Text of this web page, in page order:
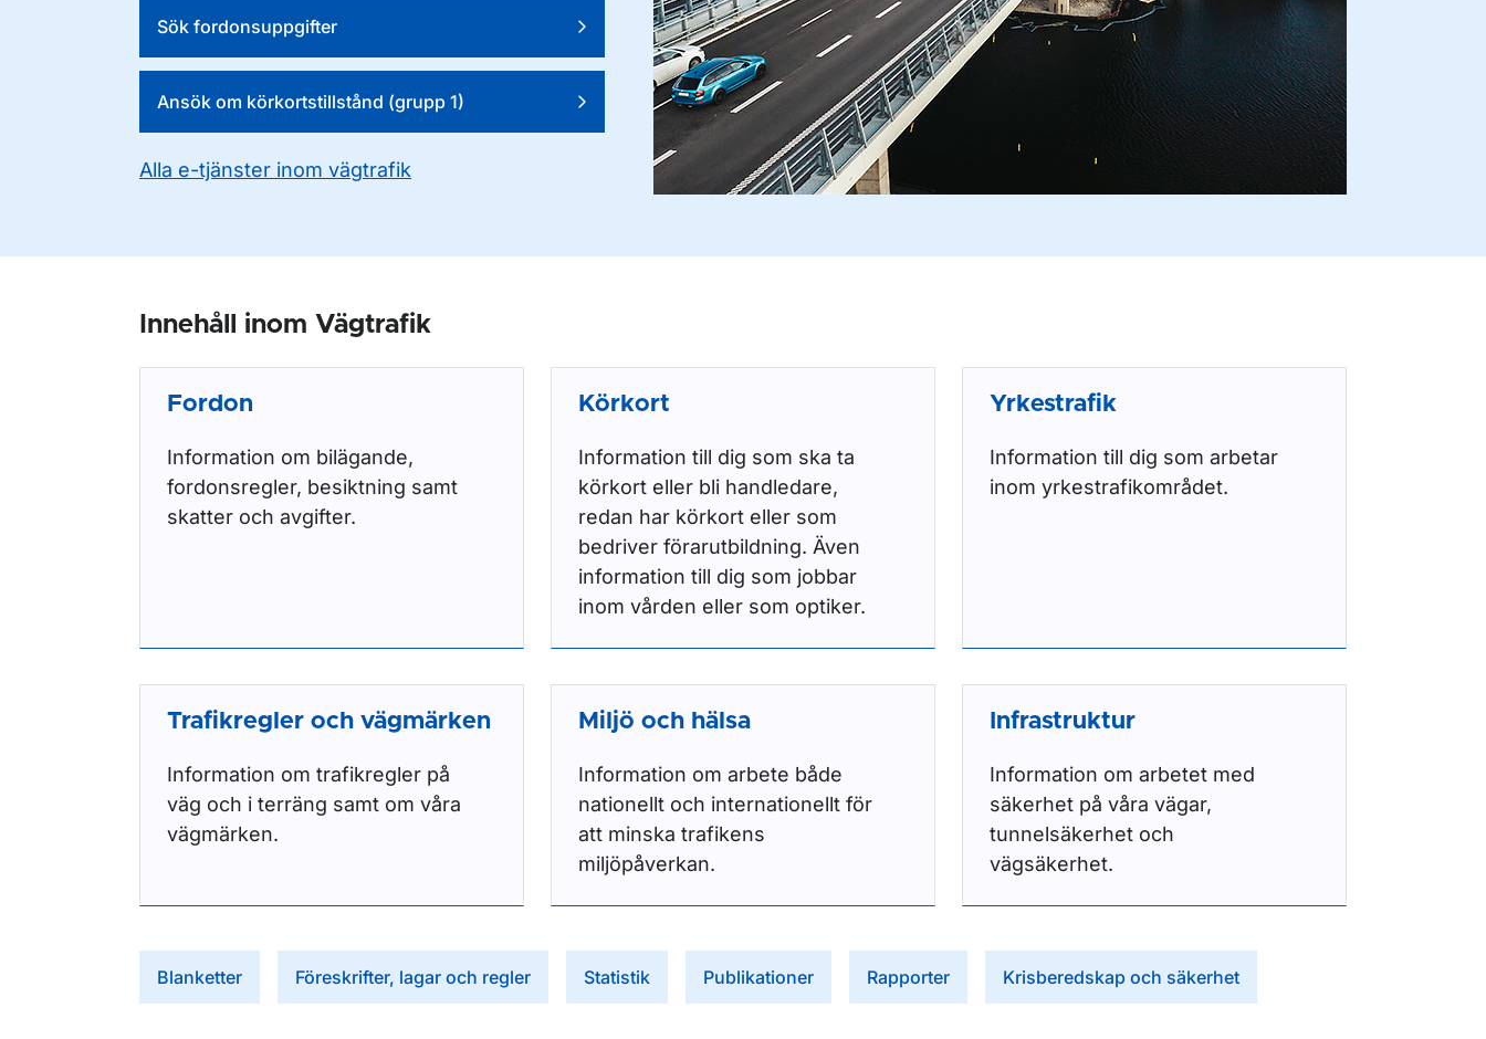
Sök fordonsuppgifter
Ansök om körkortstillstånd (grupp 1)
Alla e-tjänster inom vägtrafik
Innehåll inom Vägtrafik
Fordon
Information om bilägande,
fordonsregler, besiktning samt
skatter och avgifter.
Körkort
Information till dig som ska ta
körkort eller bli handledare,
redan har körkort eller som
bedriver förarutbildning. Även
information till dig som jobbar
inom vården eller som optiker.
Yrkestrafik
Information till dig som arbetar
inom yrkestrafikområdet.
Trafikregler och vägmärken
Information om trafikregler på
väg och i terräng samt om våra
vägmärken.
Miljö och hälsa
Information om arbete både
nationellt och internationellt för
att minska trafikens
miljöpåverkan.
Infrastruktur
Information om arbetet med
säkerhet på våra vägar,
tunnelsäkerhet och
vägsäkerhet.
Blanketter Föreskrifter, lagar och regler Statistik Publikationer Rapporter Krisberedskap och säkerhet